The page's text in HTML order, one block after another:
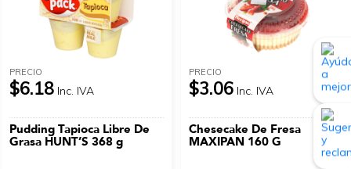
PRECIO
$6.18 Inc. IVA
Pudding Tapioca Libre De
Grasa HUNT’S 368 g
PRECIO
$3.06 Inc. IVA
Chesecake De Fresa
MAXIPAN 160 G